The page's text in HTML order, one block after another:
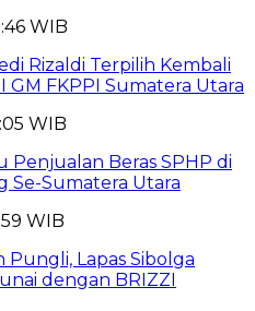
WIB
Rizaldi Terpilih Kembali
GM FKPPI Sumatera Utara
WIB
Penjualan Beras SPHP di
Se-Sumatera Utara
WIB
Pungli, Lapas Sibolga
dengan BRIZZI